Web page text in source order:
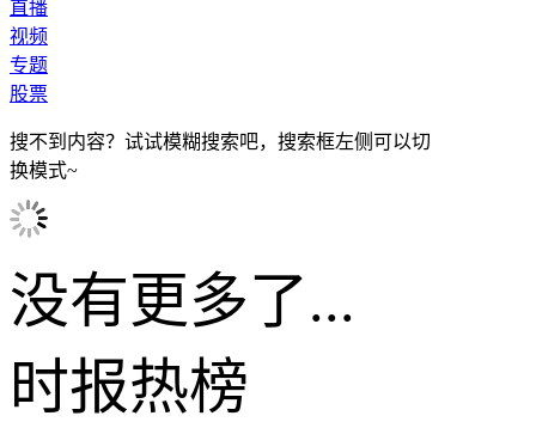
直播
视频
专题
股票
搜不到内容？试试模糊搜索吧，搜索框左侧可以切
换模式~
没有更多了...
时报热榜